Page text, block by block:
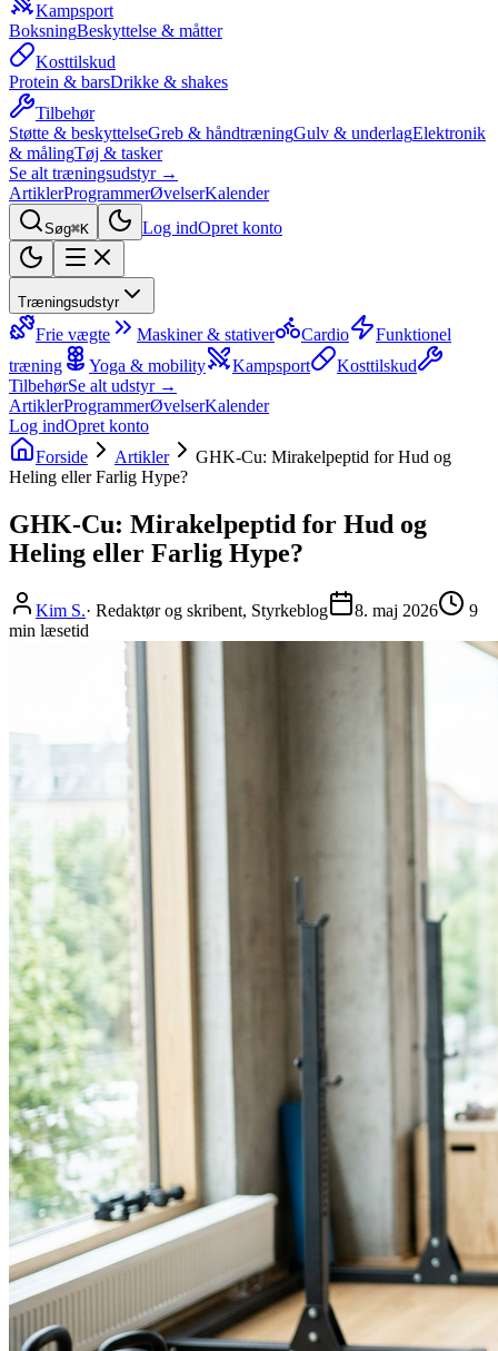
Kampsport
BoksningBeskyttelse & måtter
Kosttilskud
Protein & barsDrikke & shakes
Tilbehør
Støtte & beskyttelseGreb & håndtræningGulv & underlagElektronik
& målingTøj & tasker
Se alt træningsudstyr →
ArtiklerProgrammerØvelserKalender
Søg⌘K Log indOpret konto
Træningsudstyr
Frie vægte Maskiner & stativer Cardio
Funktionel
træning
Yoga & mobility Kampsport
Kosttilskud
TilbehørSe alt udstyr →
ArtiklerProgrammerØvelserKalender
Log indOpret konto
Forside
Artikler
GHK-Cu: Mirakelpeptid for Hud og
Heling eller Farlig Hype?
GHK-Cu: Mirakelpeptid for Hud og
Heling eller Farlig Hype?
Kim S.· Redaktør og skribent, Styrkeblog 8. maj 2026
9
min læsetid